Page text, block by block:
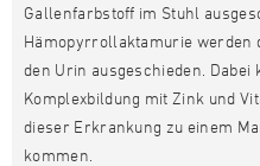
Gallenfarbstoff im Stuhl
Hämopyrrollaktamurie werden
den Urin ausgeschieden. Dabei
Komplexbildung mit Zink und
dieser Erkrankung zu einem
kommen.